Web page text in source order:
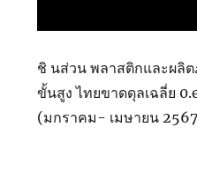
ชิ นส่วน พลาสติกและผลิ
ขั้นสูง ไทยขาดดุลเฉลี่ย
(มกราคม- เมษายน